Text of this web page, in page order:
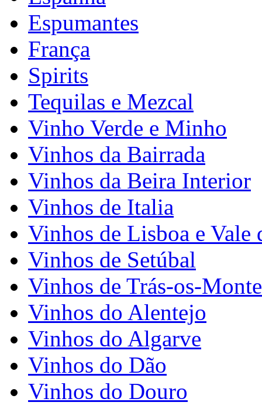
Espumantes
França
Spirits
Tequilas e Mezcal
Vinho Verde e Minho
Vinhos da Bairrada
Vinhos da Beira Interior
Vinhos de Italia
Vinhos de Lisboa e Vale
Vinhos de Setúbal
Vinhos de Trás-os-
Vinhos do Alentejo
Vinhos do Algarve
Vinhos do Dão
Vinhos do Douro